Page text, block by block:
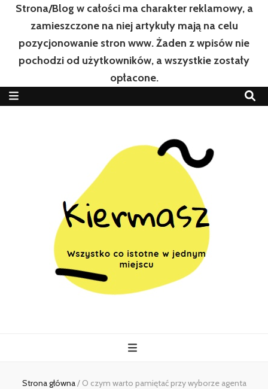
Strona/Blog w całości ma charakter reklamowy, a
zamieszczone na niej artykuły mają na celu
pozycjonowanie stron www. Żaden z wpisów nie
pochodzi od użytkowników, a wszystkie zostały
opłacone.
Strona główna/ O czym warto pamiętać przy wyborze agenta